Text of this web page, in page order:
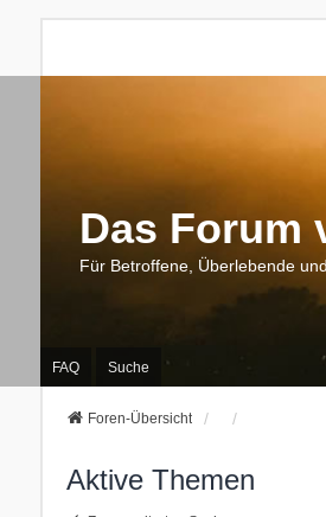
Das Forum
Für Betroffene, Überlebende
FAQ Suche
Foren-Übersicht
Aktive Themen